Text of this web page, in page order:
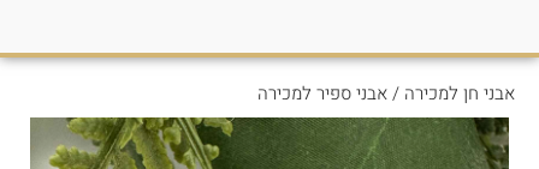
אבני חן למכירה /אבני ספיר למכירה